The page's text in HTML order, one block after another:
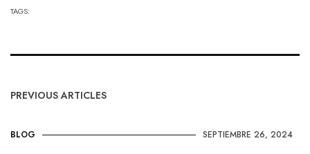
TAGS:
PREVIOUS ARTICLES
BLOG SEPTIEMBRE 26, 2024